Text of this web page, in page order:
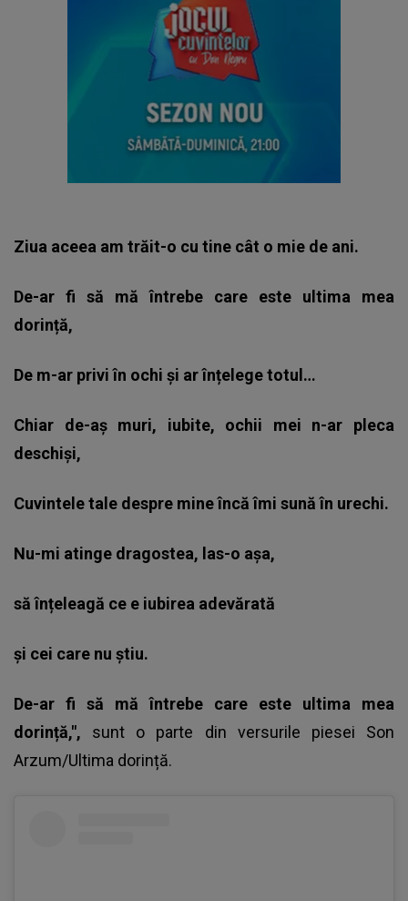
Ziua aceea am trăit-o cu tine cât o mie de ani.
De-ar fi să mă întrebe care este ultima mea
dorință,
De m-ar privi în ochi și ar înțelege totul…
Chiar de-aș muri, iubite, ochii mei n-ar pleca
deschiși,
Cuvintele tale despre mine încă îmi sună în urechi.
Nu-mi atinge dragostea, las-o așa,
să înțeleagă ce e iubirea adevărată
și cei care nu știu.
De-ar fi să mă întrebe care este ultima mea
dorință,", sunt o parte din versurile piesei Son
Arzum/Ultima dorință.